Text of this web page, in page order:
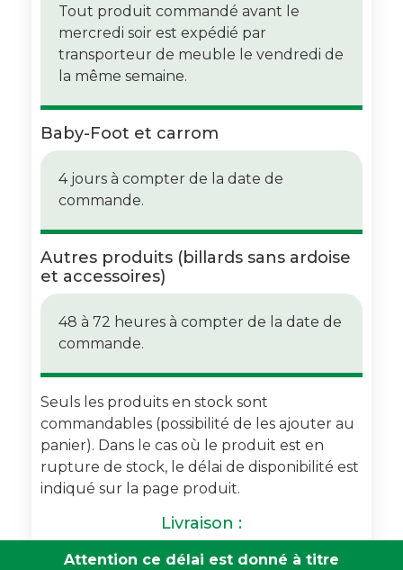
Tout produit commandé avant le
mercredi soir est expédié par
transporteur de meuble le vendredi de
la même semaine.
Baby-Foot et carrom
4 jours à compter de la date de
commande.
Autres produits (billards sans ardoise
et accessoires)
48 à 72 heures à compter de la date de
commande.
Seuls les produits en stock sont
commandables (possibilité de les ajouter au
panier). Dans le cas où le produit est en
rupture de stock, le délai de disponibilité est
indiqué sur la page produit.
Livraison :
Attention ce délai est donné à titre